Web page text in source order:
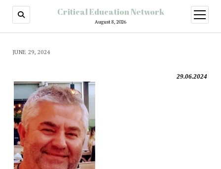
Critical Education Network
August 8, 2026
JUNE 29, 2024
29.06.2024